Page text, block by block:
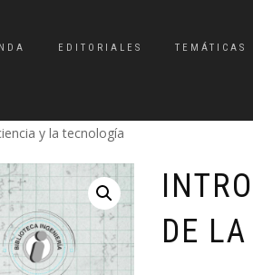
EDITORIALES TEMÁTICAS
y la tecnología
DE